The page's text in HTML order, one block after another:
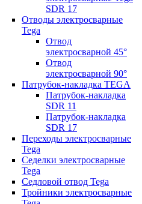
SDR 17
Отводы электросварные
Tega
Отвод
электросварной 45°
Отвод
электросварной 90°
Патрубок-накладка TEGA
Патрубок-накладка
SDR 11
Патрубок-накладка
SDR 17
Переходы электросварные
Tega
Седелки электросварные
Tega
Седловой отвод Tega
Тройники электросварные